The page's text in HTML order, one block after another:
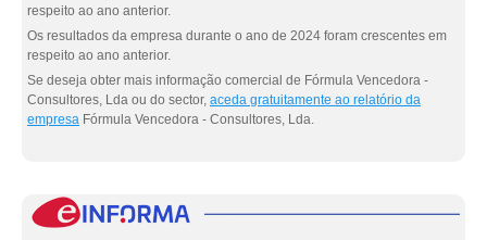
respeito ao ano anterior.
Os resultados da empresa durante o ano de 2024 foram crescentes em
respeito ao ano anterior.
Se deseja obter mais informação comercial de Fórmula Vencedora -
Consultores, Lda ou do sector, aceda gratuitamente ao relatório da
empresa Fórmula Vencedora - Consultores, Lda.